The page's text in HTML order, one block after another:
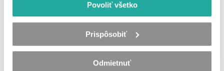
Povoliť všetko
Prispôsobiť
Odmietnuť
Zadajte deň kontaktovania.
Preferovaný čas kontaktovania
Zadajte čas kontaktovania.
Z dôvodu skvalitňovania služieb je v momentálnej dobe zaslanie